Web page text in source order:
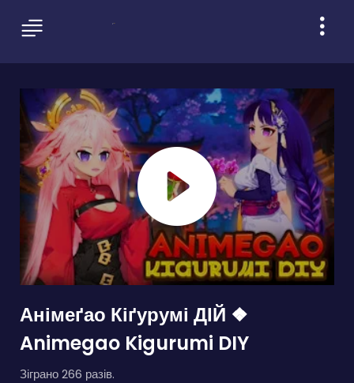
Анімеґао Кіґурумі ДІЙ ❖
Animegao Kigurumi DIY
Зіграно 266 разів.